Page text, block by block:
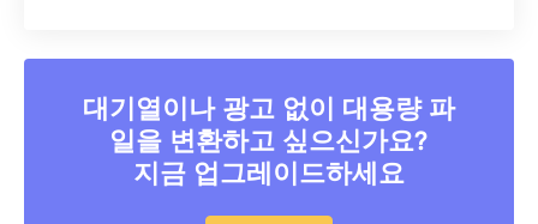
대기열이나 광고 없이 대용량 파
일을 변환하고 싶으신가요?
지금 업그레이드하세요